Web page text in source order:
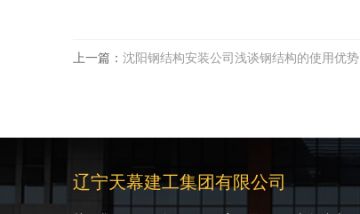
上一篇： 沈阳钢结构安装公司浅谈钢结构的使用优势
辽宁天幕建工集团有限公司